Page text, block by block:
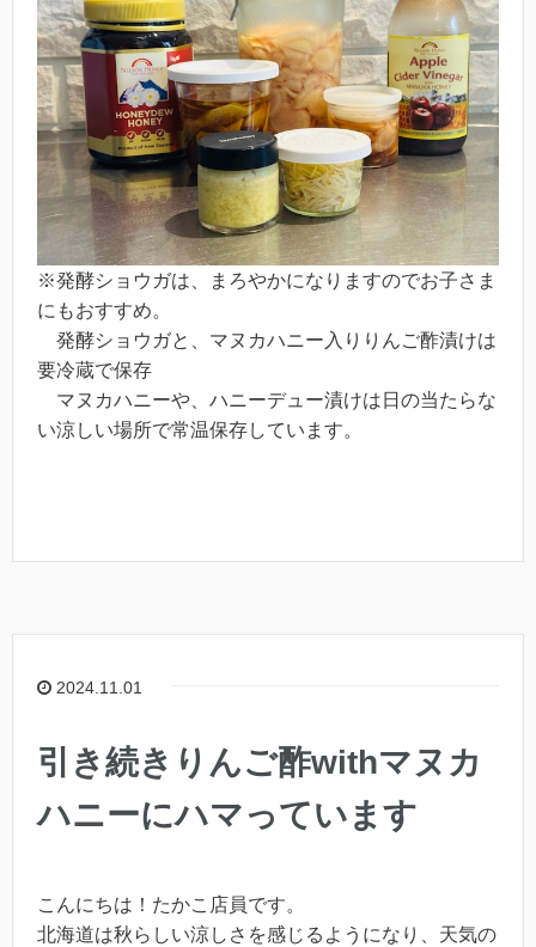
※発酵ショウガは、まろやかになりますのでお子さま
にもおすすめ。
発酵ショウガと、マヌカハニー入りりんご酢漬けは
要冷蔵で保存
マヌカハニーや、ハニーデュー漬けは日の当たらな
い涼しい場所で常温保存しています。
2024.11.01
引き続きりんご酢withマヌカ
ハニーにハマっています
こんにちは！たかこ店員です。
北海道は秋らしい涼しさを感じるようになり、天気の